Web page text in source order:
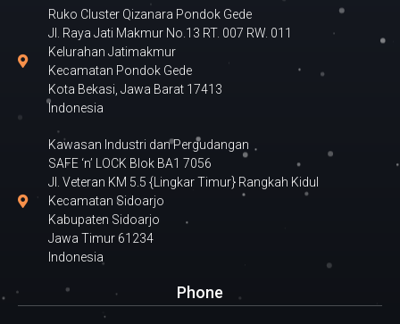
Ruko Cluster Qizanara Pondok Gede
Jl. Raya Jati Makmur No.13 RT. 007 RW. 011
Kelurahan Jatimakmur
Kecamatan Pondok Gede
Kota Bekasi, Jawa Barat 17413
Indonesia
Kawasan Industri dan Pergudangan
SAFE ‘n’ LOCK Blok BA1 7056
Jl. Veteran KM 5.5 {Lingkar Timur} Rangkah Kidul
Kecamatan Sidoarjo
Kabupaten Sidoarjo
Jawa Timur 61234
Indonesia
Phone